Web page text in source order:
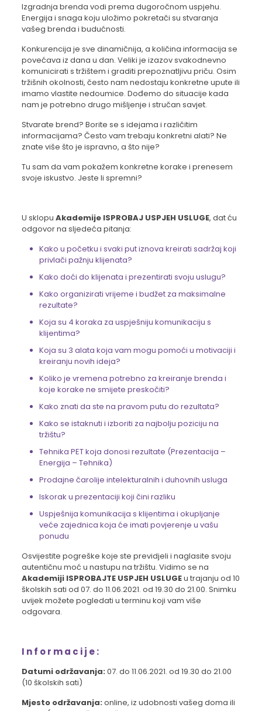
Izgradnja brenda vodi prema dugoročnom uspjehu.
Energija i snaga koju uložimo pokretači su stvaranja
vašeg brenda i budućnosti.
Konkurencija je sve dinamičnija, a količina informacija se
povećava iz dana u dan. Veliki je izazov svakodnevno
komunicirati s tržištem i graditi prepoznatljivu priču. Osim
tržišnih okolnosti, često nam nedostaju konkretne upute ili
imamo vlastite nedoumice. Dođemo do situacije kada
nam je potrebno drugo mišljenje i stručan savjet.
Stvarate brend? Borite se s idejama i različitim
informacijama? Često vam trebaju konkretni alati? Ne
znate više što je ispravno, a što nije?
Tu sam da vam pokažem konkretne korake i prenesem
svoje iskustvo. Jeste li spremni?
U sklopu Akademije ISPROBAJ USPJEH USLUGE, dat ću
odgovor na sljedeća pitanja:
Kako u početku i svaki put iznova kreirati sadržaj koji
privlači pažnju klijenata?
Kako doći do klijenata i prezentirati svoju uslugu?
Kako organizirati vrijeme i budžet za maksimalne
rezultate?
Koja su 4 koraka za uspješniju komunikaciju s
klijentima?
Koja su 3 alata koja vam mogu pomoći u motivaciji i
kreiranju novih ideja?
Koliko je vremena potrebno za kreiranje brenda i
koje korake ne smijete preskočiti?
Kako znati da ste na pravom putu do rezultata?
Kako se istaknuti i izboriti za najbolju poziciju na
tržištu?
Tehnika PET koja donosi rezultate (Prezentacija –
Energija – Tehnika)
Prodajne čarolije intelekturalnih i duhovnih usluga
Iskorak u prezentaciji koji čini razliku
Uspješnija komunikacija s klijentima i okupljanje
veće zajednica koja će imati povjerenje u vašu
ponudu
Osvijestite pogreške koje ste previdjeli i naglasite svoju
autentičnu moć u nastupu na tržištu. Vidimo se na
Akademiji ISPROBAJTE USPJEH USLUGEu trajanju od 10
školskih sati od 07. do 11.06.2021. od 19.30 do 21.00. Snimku
uvijek možete pogledati u terminu koji vam više
odgovara.
Informacije:
Datumi održavanja:07. do 11.06.2021. od 19.30 do 21.00
(10 školskih sati)
Mjesto održavanja:online, iz udobnosti vašeg doma ili